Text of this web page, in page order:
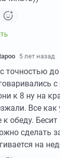
5 лет назад
точностью
к 8 ну на
Все
к обеду.
сделать
на